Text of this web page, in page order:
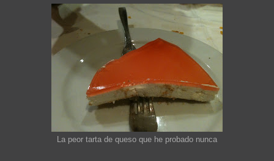
La peor tarta de queso que he probado nunca